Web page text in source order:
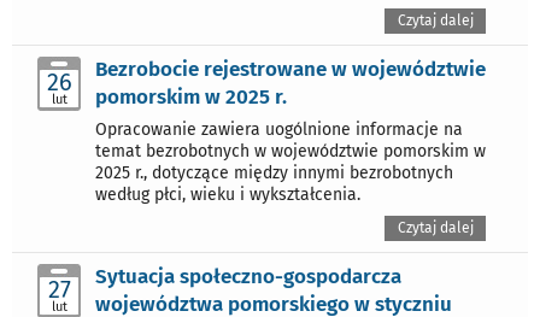
Czytaj dalej
26
lut
Bezrobocie rejestrowane w województwie
pomorskim w 2025 r.
Opracowanie zawiera uogólnione informacje na
temat bezrobotnych w województwie pomorskim w
2025 r., dotyczące między innymi bezrobotnych
według płci, wieku i wykształcenia.
Czytaj dalej
27
lut
Sytuacja społeczno-gospodarcza
województwa pomorskiego w styczniu